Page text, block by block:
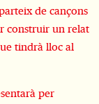
de cançons
construir un relat
tindrà lloc al
per